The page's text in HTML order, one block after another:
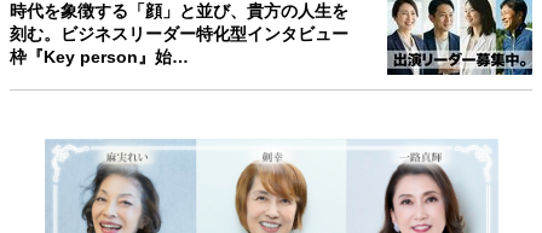
時代を象徴する「顔」と並び、貴方の人生を
刻む。ビジネスリーダー特化型インタビュー
枠『Key person』始…